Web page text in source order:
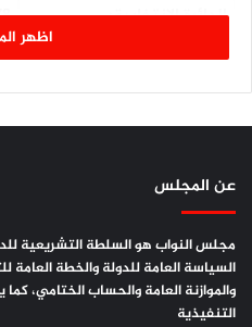
الدائرة الإنتخابية:
المحافظة:
اللجنة المشارك فيها:
المؤهلات العلمية:
اظهر
عن المجلس
مجلس النواب هو السلطة التشريعية
السياسة العامة للدولة والخطة العامة
والموازنة العامة والحساب الختامي،
التنفيذية